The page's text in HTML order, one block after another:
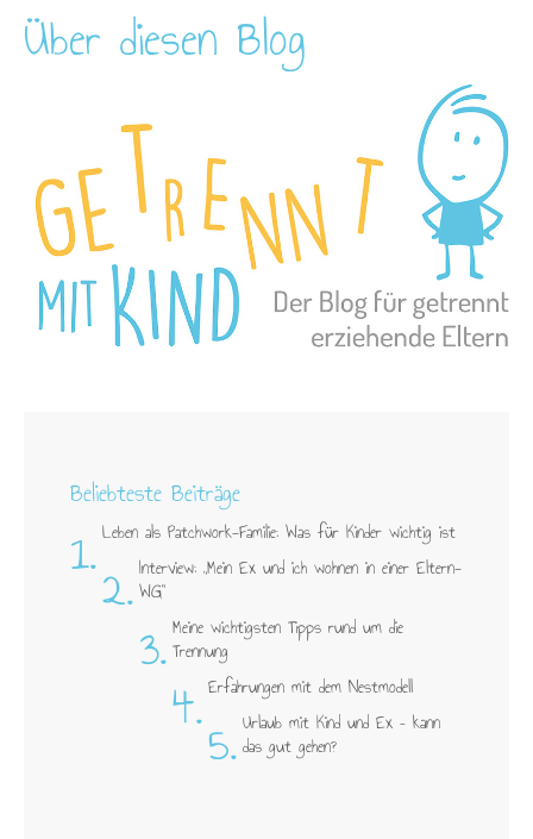
Über diesen Blog
Beliebteste Beiträge
1. Leben als Patchwork-Familie: Was für Kinder wichtig ist
2. Interview: „Mein Ex und ich wohnen in einer Eltern-
WG"
3. Meine wichtigsten Tipps rund um die
Trennung
4. Erfahrungen mit dem Nestmodell
5. Urlaub mit Kind und Ex – kann
das gut gehen?